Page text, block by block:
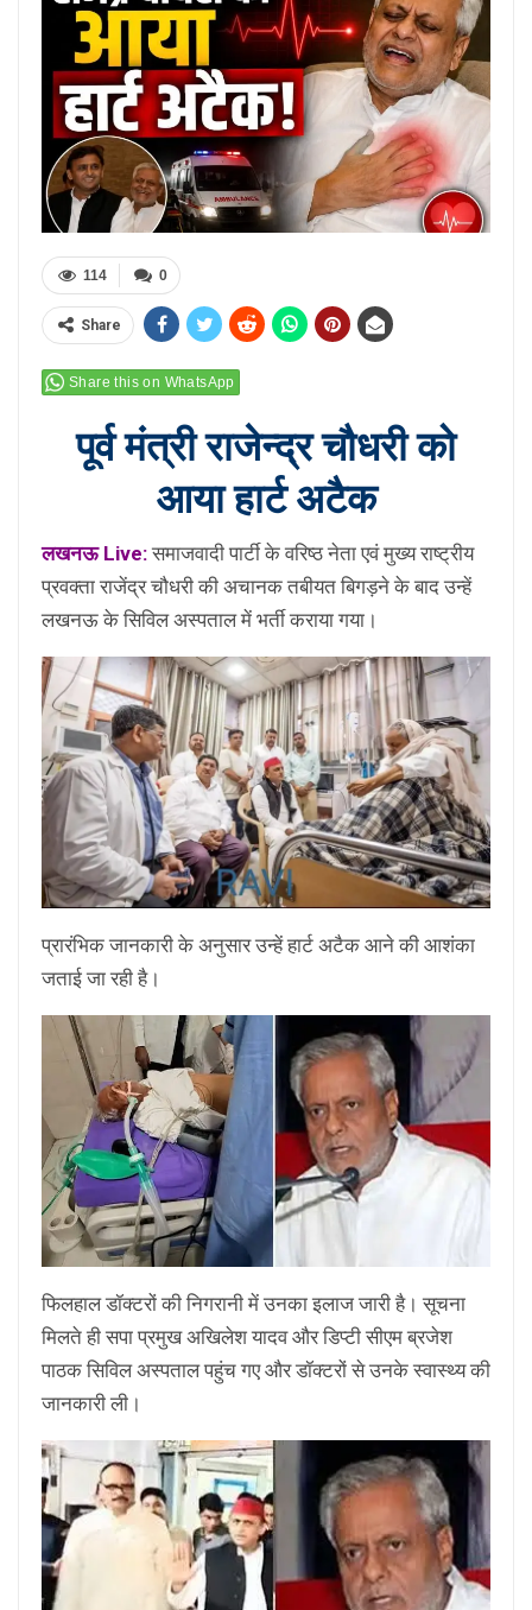
0
114
Share
Share this on WhatsApp
पूर्व मंत्री राजेन्द्र चौधरी को
आया हार्ट अटैक
लखनऊ Live:समाजवादी पार्टी के वरिष्ठ नेता एवं मुख्य राष्ट्रीय
प्रवक्ता राजेंद्र चौधरी की अचानक तबीयत बिगड़ने के बाद उन्हें
लखनऊ के सिविल अस्पताल में भर्ती कराया गया।
प्रारंभिक जानकारी के अनुसार उन्हें हार्ट अटैक आने की आशंका
जताई जा रही है।
फिलहाल डॉक्टरों की निगरानी में उनका इलाज जारी है। सूचना
मिलते ही सपा प्रमुख अखिलेश यादव और डिप्टी सीएम ब्रजेश
पाठक सिविल अस्पताल पहुंच गए और डॉक्टरों से उनके स्वास्थ्य की
जानकारी ली।